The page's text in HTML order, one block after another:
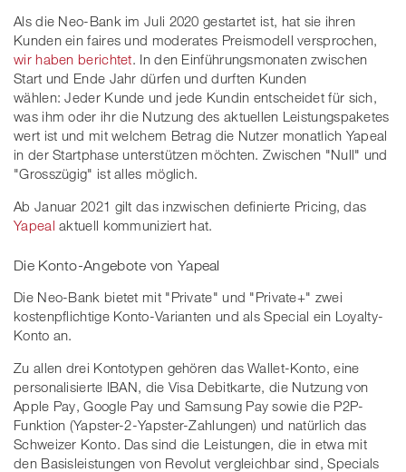
Als die Neo-Bank im Juli 2020 gestartet ist, hat sie ihren
Kunden ein faires und moderates Preismodell versprochen,
wir haben berichtet. In den Einführungsmonaten zwischen
Start und Ende Jahr dürfen und durften Kunden
wählen: Jeder Kunde und jede Kundin entscheidet für sich,
was ihm oder ihr die Nutzung des aktuellen Leistungspaketes
wert ist und mit welchem Betrag die Nutzer monatlich Yapeal
in der Startphase unterstützen möchten. Zwischen "Null" und
"Grosszügig" ist alles möglich.
Ab Januar 2021 gilt das inzwischen definierte Pricing, das
Yapeal aktuell kommuniziert hat.
Die Konto-Angebote von Yapeal
Die Neo-Bank bietet mit "Private" und "Private+" zwei
kostenpflichtige Konto-Varianten und als Special ein Loyalty-
Konto an.
Zu allen drei Kontotypen gehören das Wallet-Konto, eine
personalisierte IBAN, die Visa Debitkarte, die Nutzung von
Apple Pay, Google Pay und Samsung Pay sowie die P2P-
Funktion (Yapster-2-Yapster-Zahlungen) und natürlich das
Schweizer Konto. Das sind die Leistungen, die in etwa mit
den Basisleistungen von Revolut vergleichbar sind, Specials